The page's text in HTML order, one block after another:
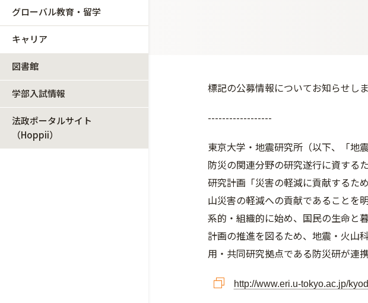
グローバル教育・留学
キャリア
図書館
学部入試情報
法政ポータルサイト
（Hoppii）
標記の公募情報についてお知らせしま
------------------
東京大学・地震研究所（以下、「地
防災の関連分野の研究遂行に資する
研究計画「災害の軽減に貢献するた
山災害の軽減への貢献であることを
系的・組織的に始め、国民の生命と
計画の推進を図るため、地震・火山
用・共同研究拠点である防災研が連
http://www.eri.u-tokyo.ac.jp/